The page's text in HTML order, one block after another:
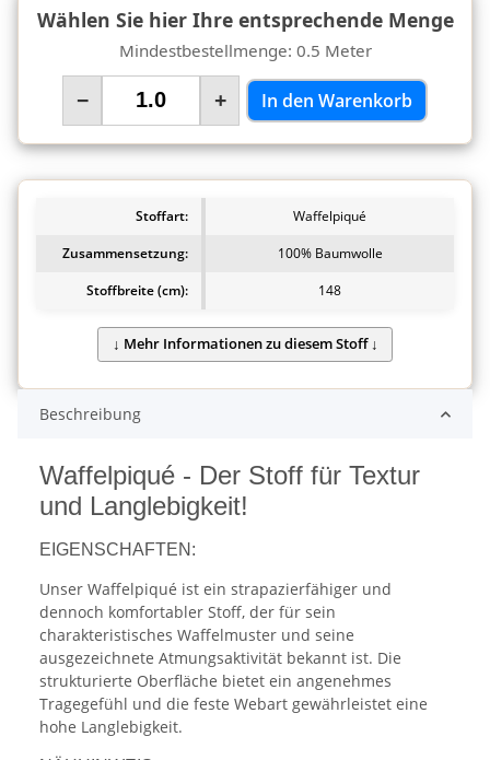
Wählen Sie hier Ihre entsprechende Menge
Mindestbestellmenge: 0.5 Meter
− + In den Warenkorb
Stoffart:
Waffelpiqué
Zusammensetzung:
100% Baumwolle
Stoffbreite (cm):
148
Beschreibung
Waffelpiqué - Der Stoff für Textur
und Langlebigkeit!
EIGENSCHAFTEN:
Unser Waffelpiqué ist ein strapazierfähiger und
dennoch komfortabler Stoff, der für sein
charakteristisches Waffelmuster und seine
ausgezeichnete Atmungsaktivität bekannt ist. Die
strukturierte Oberfläche bietet ein angenehmes
Tragegefühl und die feste Webart gewährleistet eine
hohe Langlebigkeit.